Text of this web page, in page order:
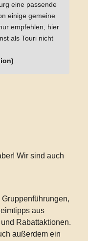
eine passende
einige gemeine
empfehlen, hier
als Touri nicht
Wir sind auch
aus
Rabattaktionen.
außerdem ein